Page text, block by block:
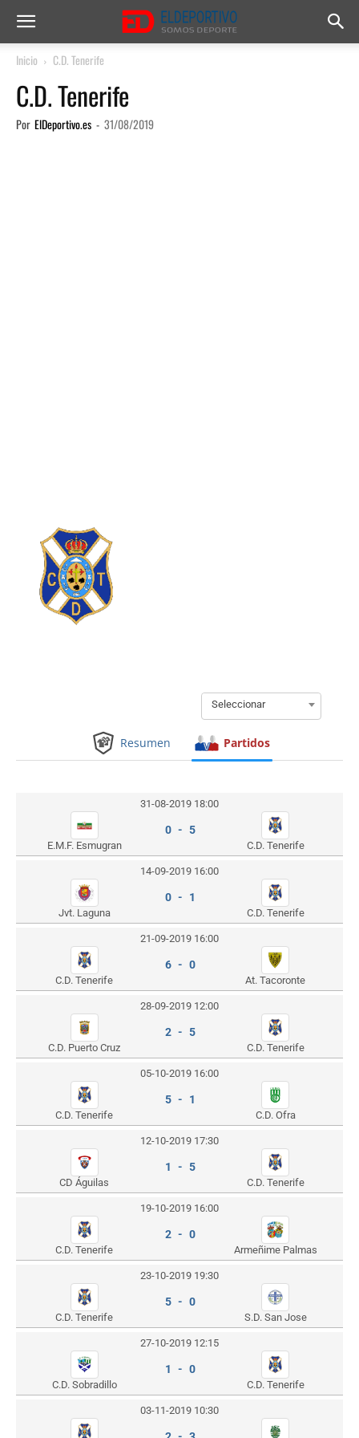
Inicio C.D. Tenerife
C.D. Tenerife
Por ElDeportivo.es - 31/08/2019
Seleccionar
Resumen Partidos
31-08-2019 18:00
E.M.F. Esmugran
0 - 5
C.D. Tenerife
14-09-2019 16:00
Jvt. Laguna
0 - 1
C.D. Tenerife
21-09-2019 16:00
C.D. Tenerife
6 - 0
At. Tacoronte
28-09-2019 12:00
C.D. Puerto Cruz
2 - 5
C.D. Tenerife
05-10-2019 16:00
C.D. Tenerife
5 - 1
C.D. Ofra
12-10-2019 17:30
CD Águilas
1 - 5
C.D. Tenerife
19-10-2019 16:00
C.D. Tenerife
2 - 0
Armeñime Palmas
23-10-2019 19:30
C.D. Tenerife
5 - 0
S.D. San Jose
27-10-2019 12:15
C.D. Sobradillo
1 - 0
C.D. Tenerife
03-11-2019 10:30